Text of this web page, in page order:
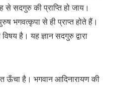
से सदगुरु की प्राप्ति हो जाय।
भगवत्कृपा से ही प्राप्त होते हैं।
है। यह ज्ञान सदगुरु द्वारा
ऊँचा है। भगवान आदिनारायण की